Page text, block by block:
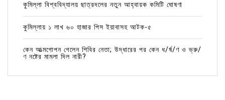
কুমিল্লা বিশ্ববিদ্যালয় ছাত্রদলের নতুন আহ্বায়ক কমিটি ঘোষণা
কুমিল্লায় ১ লাখ ৬০ হাজার পিস ইয়াবাসহ আটক-৫
কেন আত্মগোপন গেলেন শিবির নেতা; উদ্ধারের পর কেন ধ/র্ষ/ণ ও ভ্রু/
ণ নষ্টের মামলা দিল নারী?